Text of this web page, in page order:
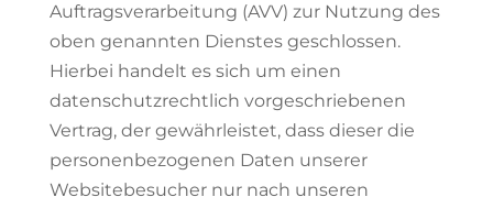
Auftragsverarbeitung (AVV) zur Nutzung des
oben genannten Dienstes geschlossen.
Hierbei handelt es sich um einen
datenschutzrechtlich vorgeschriebenen
Vertrag, der gewährleistet, dass dieser die
personenbezogenen Daten unserer
Websitebesucher nur nach unseren